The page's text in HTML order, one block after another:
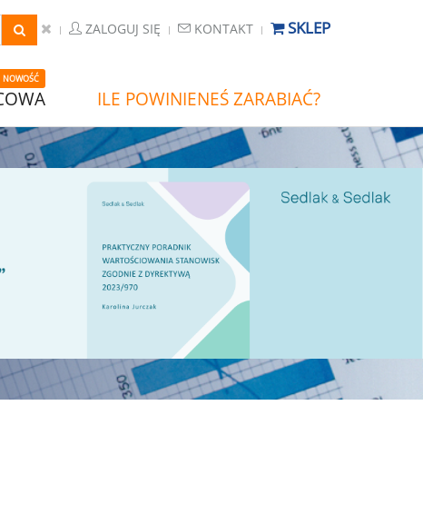
ZALOGUJ SIĘ KONTAKT SKLEP
NOWOŚĆ
ILE POWINIENEŚ ZARABIAĆ?